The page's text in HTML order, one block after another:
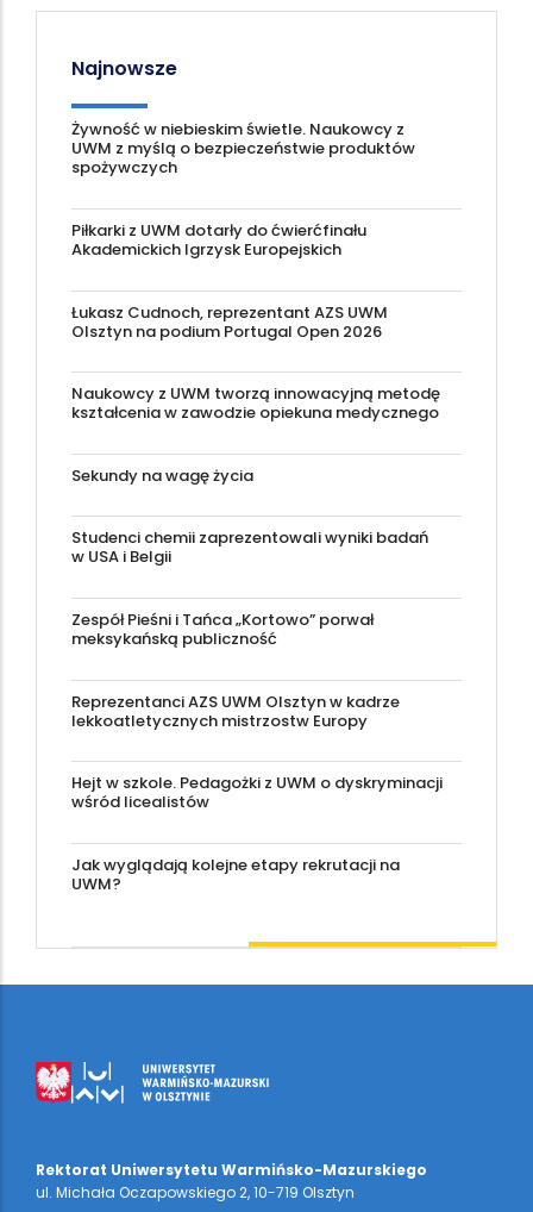
Najnowsze
Żywność w niebieskim świetle. Naukowcy z
UWM z myślą o bezpieczeństwie produktów
spożywczych
Piłkarki z UWM dotarły do ćwierćfinału
Akademickich Igrzysk Europejskich
Łukasz Cudnoch, reprezentant AZS UWM
Olsztyn na podium Portugal Open 2026
Naukowcy z UWM tworzą innowacyjną metodę
kształcenia w zawodzie opiekuna medycznego
Sekundy na wagę życia
Studenci chemii zaprezentowali wyniki badań
w USA i Belgii
Zespół Pieśni i Tańca „Kortowo” porwał
meksykańską publiczność
Reprezentanci AZS UWM Olsztyn w kadrze
lekkoatletycznych mistrzostw Europy
Hejt w szkole. Pedagożki z UWM o dyskryminacji
wśród licealistów
Jak wyglądają kolejne etapy rekrutacji na
UWM?
Rektorat Uniwersytetu Warmińsko-Mazurskiego
ul. Michała Oczapowskiego 2, 10-719 Olsztyn